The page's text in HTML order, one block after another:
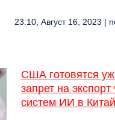
23:10, Август 16, 2023 |
США готовятся
запрет на
систем ИИ в Китай